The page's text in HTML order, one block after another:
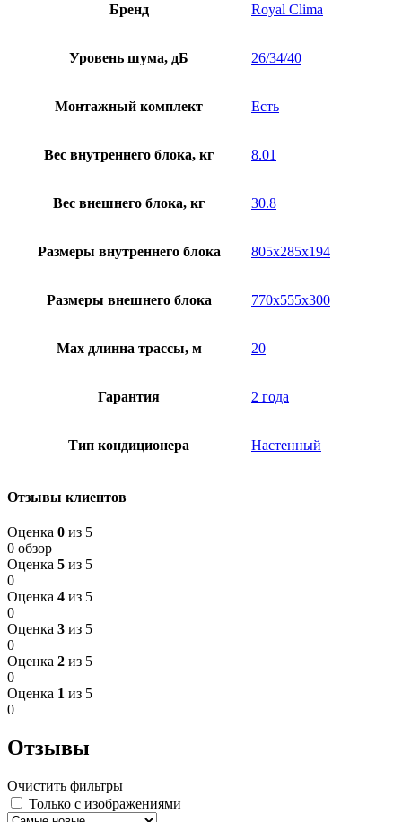
Бренд Royal Clima
Уровень шума, дБ 26/34/40
Монтажный комплект Есть
Вес внутреннего блока, кг 8.01
Вес внешнего блока, кг 30.8
Размеры внутреннего блока 805x285x194
Размеры внешнего блока 770x555x300
Мах длинна трассы, м 20
Гарантия 2 года
Тип кондиционера Настенный
Отзывы клиентов
Оценка 0 из 5
0 обзор
Оценка 5 из 5
0
Оценка 4 из 5
0
Оценка 3 из 5
0
Оценка 2 из 5
0
Оценка 1 из 5
0
Отзывы
Очистить фильтры
Только с изображениями